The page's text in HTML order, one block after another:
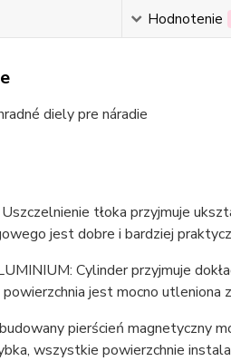
Hodnotenie
diely pre náradie
tłoka przyjmuje
jest dobre i bardziej
Cylinder przyjmuje
jest mocno utleniona
pierścień magnetyczny
wszystkie powierzchnie